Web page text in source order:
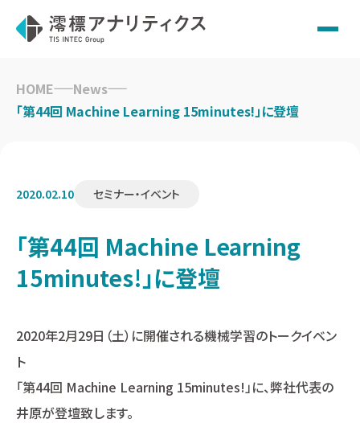
content
HOME
News
「第44回 Machine Learning 15minutes!」に登壇
2020.02.10 セミナー・イベント
「第44回 Machine Learning
15minutes!」に登壇
2020年2月29日（土）に開催される機械学習のトークイベン
ト
「第44回 Machine Learning 15minutes!」に、弊社代表の
井原が登壇致します。